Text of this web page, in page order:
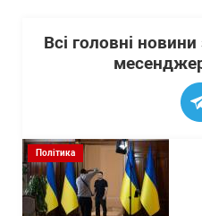
Всі головні
Політика